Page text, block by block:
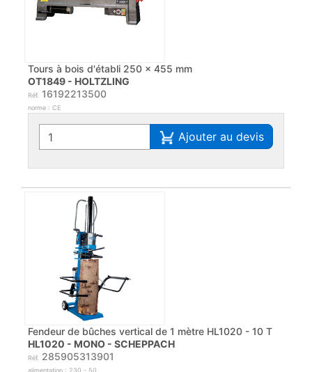
Tours à bois d'établi 250 x 455 mm
OT1849 - HOLTZLING
Réf. 16192213500
norme : CE
Ajouter au devis
Fendeur de bûches vertical de 1 mètre HL1020 - 10 T
HL1020 - MONO - SCHEPPACH
Réf. 285905313901